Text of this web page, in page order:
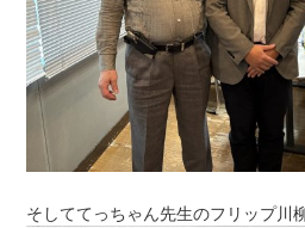
そしててっちゃん先生のフリップ川